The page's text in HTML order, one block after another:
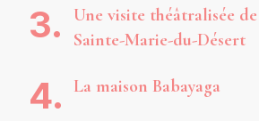
Une visite théâtralisée de
Sainte-Marie-du-Désert
La maison Babayaga